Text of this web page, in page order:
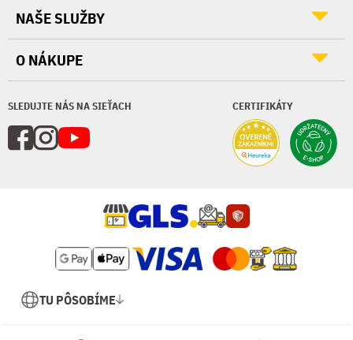
SLEDUJTE NÁS NA SIEŤACH CERTIFIKÁTY
NAŠE SLUŽBY
O NÁKUPE
TU PÔSOBÍME